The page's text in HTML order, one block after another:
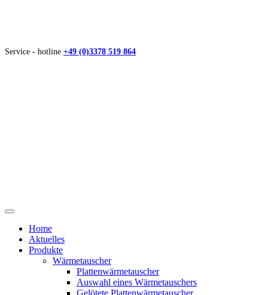
Service - hotline +49 (0)3378 519 864
Home
Aktuelles
Produkte
Wärmetauscher
Plattenwärmetauscher
Auswahl eines Wärmetauschers
Gelötete Plattenwärmetauscher